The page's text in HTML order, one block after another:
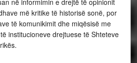
në informimin e drejtë të opinionit
më kritike të historisë sonë, por
të komunikimit dhe miqësisë me
institucioneve drejtuese të Shteteve